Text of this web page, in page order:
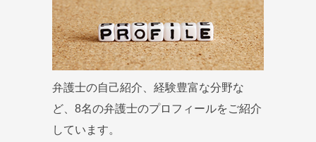
弁護士の自己紹介、経験豊富な分野な
ど、8名の弁護士のプロフィールをご紹介
しています。